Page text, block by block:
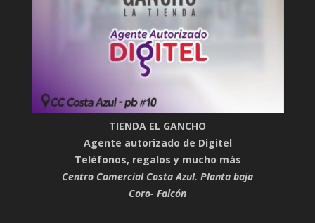
TIENDA EL GANCHO
Agente autorizado de Digitel
Teléfonos, regalos y mucho más
Centro Comercial Costa Azul. Planta baja
Coro- Falcón